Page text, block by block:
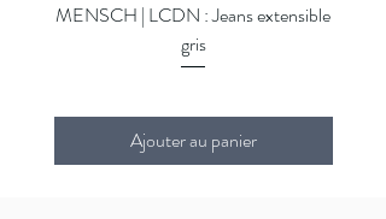
MENSCH | LCDN : Jeans extensible
gris
Ajouter au panier